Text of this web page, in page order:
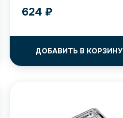
624 ₽
ДОБАВИТЬ В КОРЗИНУ